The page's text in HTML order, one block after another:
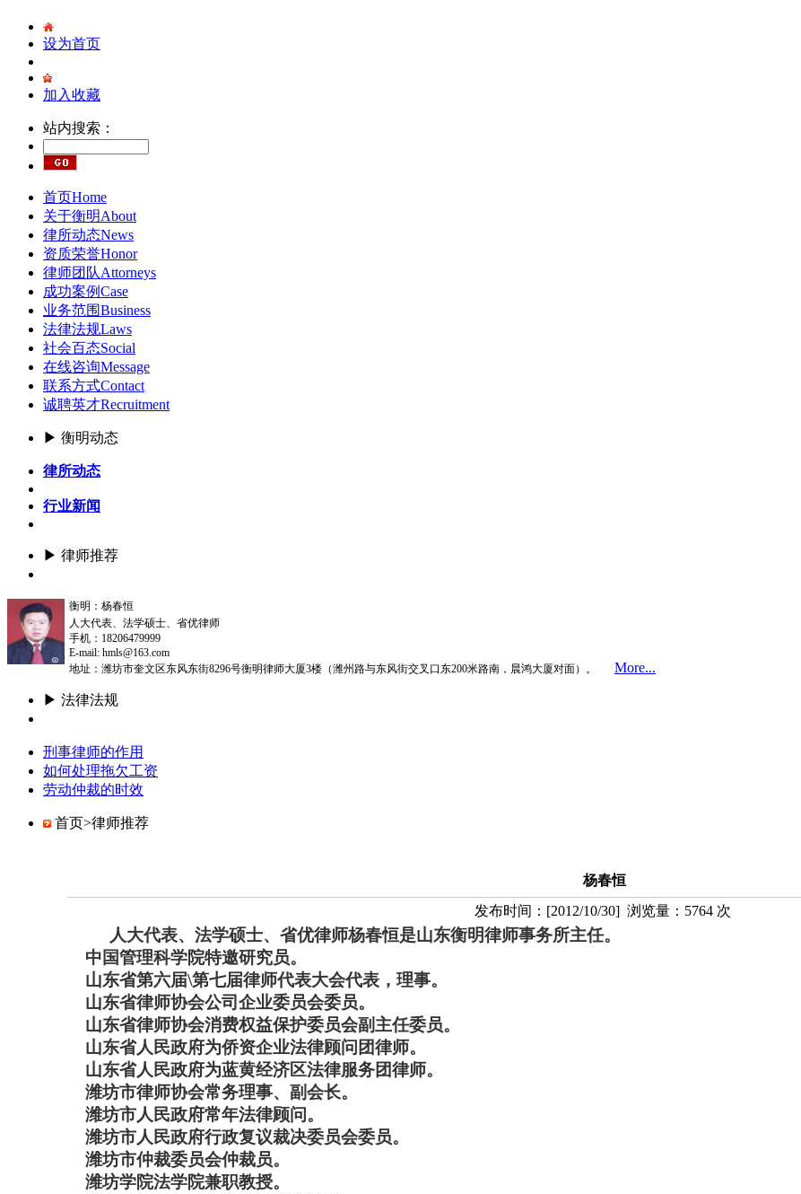
设为首页
加入收藏
站内搜索：
首页Home
关于衡明About
律所动态News
资质荣誉Honor
律师团队Attorneys
成功案例Case
业务范围Business
法律法规Laws
社会百态Social
在线咨询Message
联系方式Contact
诚聘英才Recruitment
▶ 衡明动态
律所动态
行业新闻
▶ 律师推荐
衡明：杨春恒
人大代表、法学硕士、省优律师
手机：18206479999
E-mail: hmls@163.com
地址：潍坊市奎文区东风东街8296号衡明律师大厦3楼（潍州路与东风街交叉口东200米路南，晨鸿大厦对面）。
More...
▶ 法律法规
刑事律师的作用
如何处理拖欠工资
劳动仲裁的时效
首页>律师推荐
杨春恒
发布时间： [2012/10/30] 浏览量： 5764 次
人大代表、法学硕士、省优律师杨春恒是山东衡明律师事务所主任。
中国管理科学院特邀研究员。
山东省第六届\第七届律师代表大会代表，理事。
山东省律师协会公司企业委员会委员。
山东省律师协会消费权益保护委员会副主任委员。
山东省人民政府为侨资企业法律顾问团律师。
山东省人民政府为蓝黄经济区法律服务团律师。
潍坊市律师协会常务理事、副会长。
潍坊市人民政府常年法律顾问。
潍坊市人民政府行政复议裁决委员会委员。
潍坊市仲裁委员会仲裁员。
潍坊学院法学院兼职教授。